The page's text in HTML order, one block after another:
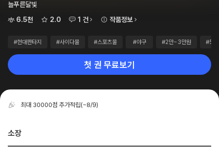
늘푸른달빛
6.5천
2.0 1 건 작품정보
#현대판타지 #사이다물 #스포츠물 #야구 #2만~3만원 #5
첫 권 무료보기
최대 30000점 추가적립(~8/9)
소장